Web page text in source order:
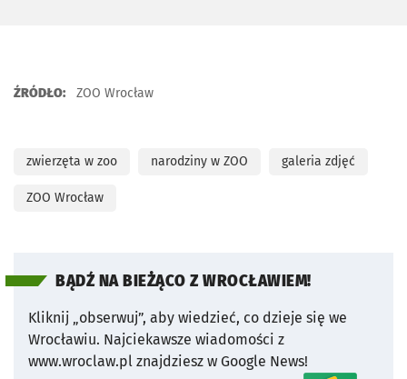
ŹRÓDŁO: ZOO Wrocław
zwierzęta w zoo narodziny w ZOO galeria zdjęć
ZOO Wrocław
BĄDŹ NA BIEŻĄCO Z WROCŁAWIEM!
Kliknij „obserwuj”, aby wiedzieć, co dzieje się we
Wrocławiu. Najciekawsze wiadomości z
www.wroclaw.pl znajdziesz w Google News!